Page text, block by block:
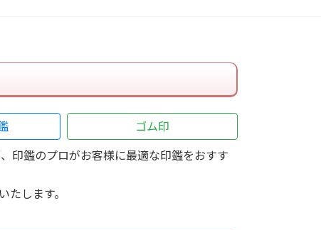
ゴム印
印鑑のプロがお客様に最適な印鑑をおすす
します。